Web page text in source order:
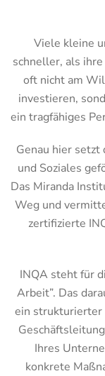
Viele kleine
schneller, als
oft nicht am
investieren,
ein tragfähiges
Genau hier
und Soziales
Das Miranda
Weg und
zertifizierte
INQA steht für
Arbeit”. Das
ein strukturierter
Ihres
konkrete